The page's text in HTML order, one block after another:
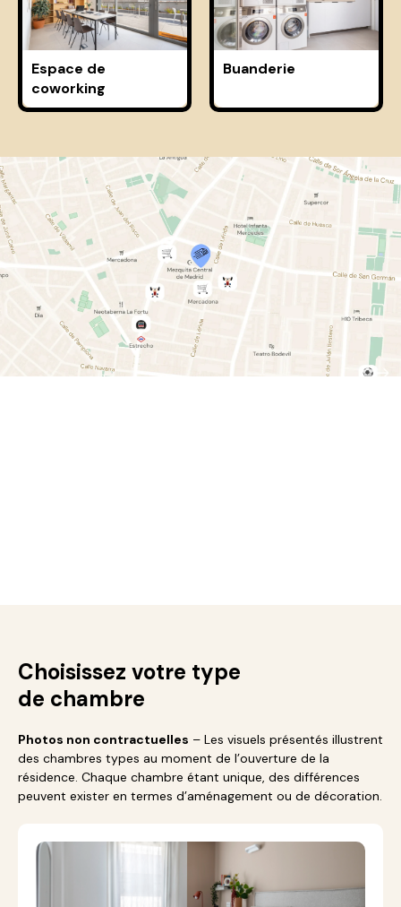
Espace de
coworking
Buanderie
Choisissez votre type
de chambre
Photos non contractuelles – Les visuels présentés illustrent
des chambres types au moment de l’ouverture de la
résidence. Chaque chambre étant unique, des différences
peuvent exister en termes d’aménagement ou de décoration.